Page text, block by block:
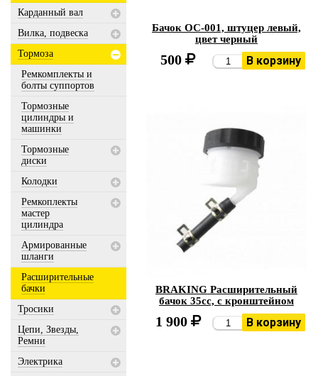
Карданный вал
Вилка, подвеска
Тормоза
Ремкомплекты и
болты суппортов
Тормозные
цилиндры и
машинки
Тормозные
диски
Колодки
Ремкоплекты
мастер
цилиндра
Армированные
шланги
Расширительные
бачки
Тросики
Цепи, Звезды,
Ремни
Электрика
Бачок OC-001, штуцер левый,
цвет черный
500 В корзину
BRAKING Расширительный
бачок 35cc, с кронштейном
1 900 В корзину